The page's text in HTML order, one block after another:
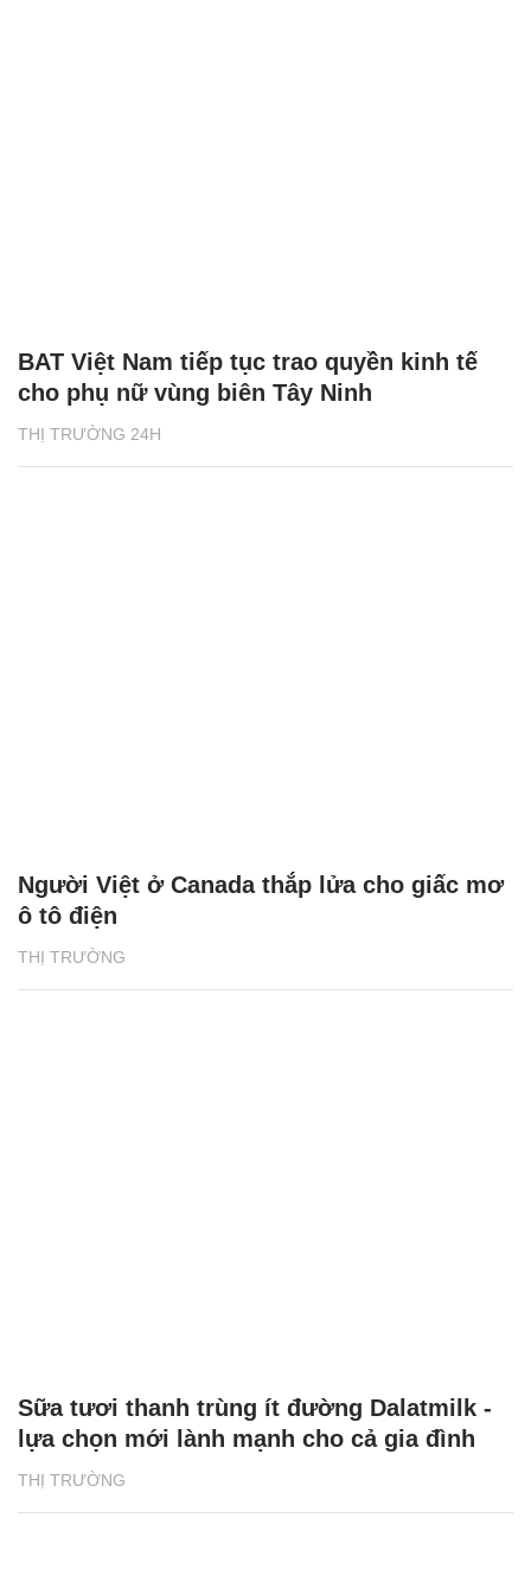
THỊ TRƯỜNG 24H
BAT Việt Nam tiếp tục trao quyền kinh tế
cho phụ nữ vùng biên Tây Ninh
THỊ TRƯỜNG
Người Việt ở Canada thắp lửa cho giấc mơ
ô tô điện
THỊ TRƯỜNG
Sữa tươi thanh trùng ít đường Dalatmilk -
lựa chọn mới lành mạnh cho cả gia đình